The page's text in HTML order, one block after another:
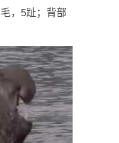
，5趾；背部